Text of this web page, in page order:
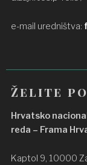
e-mail uredništva:
Želite
Hrvatsko
reda – Frama
Kaptol 9, 10000